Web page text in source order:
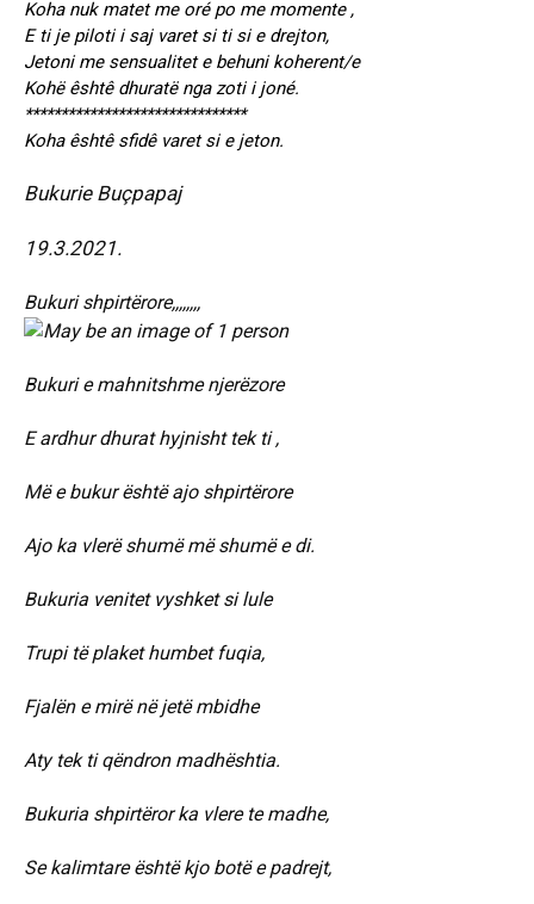
Koha nuk matet me oré po me momente ,
E ti je piloti i saj varet si ti si e drejton,
Jetoni me sensualitet e behuni koherent/e
Kohë êshtê dhuratë nga zoti i joné.
*******************************
Koha êshtê sfidê varet si e jeton.
Bukurie Buçpapaj
19.3.2021.
Bukuri shpirtërore,,,,,,,,
Bukuri e mahnitshme njerëzore
E ardhur dhurat hyjnisht tek ti ,
Më e bukur është ajo shpirtërore
Ajo ka vlerë shumë më shumë e di.
Bukuria venitet vyshket si lule
Trupi të plaket humbet fuqia,
Fjalën e mirë në jetë mbidhe
Aty tek ti qëndron madhështia.
Bukuria shpirtëror ka vlere te madhe,
Se kalimtare është kjo botë e padrejt,